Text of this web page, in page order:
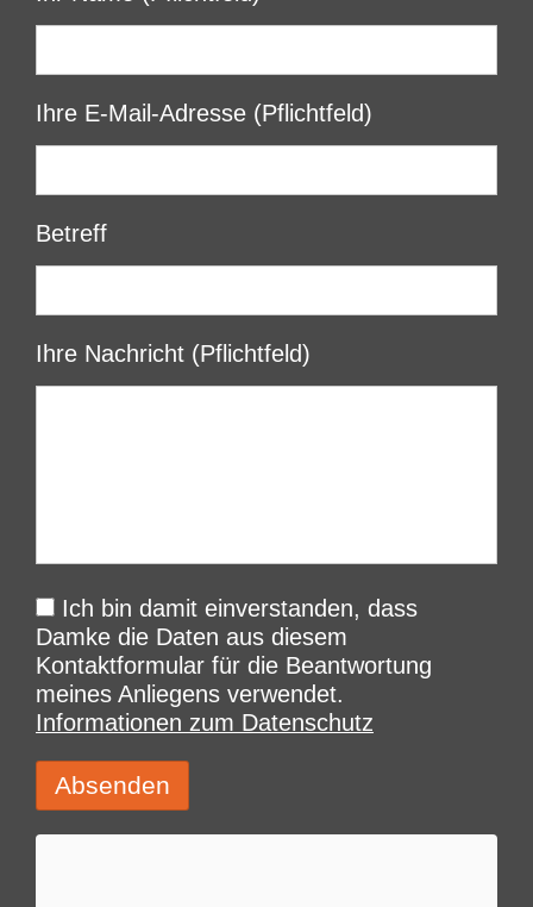
Ihre E-Mail-Adresse (Pflichtfeld)
Betreff
Ihre Nachricht (Pflichtfeld)
Ich bin damit einverstanden, dass
Damke die Daten aus diesem
Kontaktformular für die Beantwortung
meines Anliegens verwendet.
Informationen zum Datenschutz